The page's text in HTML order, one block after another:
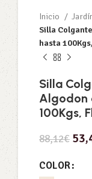
Inicio
Silla
hasta
Silla
Algodon
100Kgs,
88,12€
COLOR